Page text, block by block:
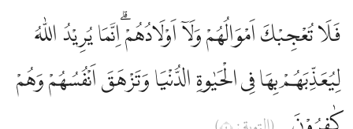
فَلَا تُعْجِبْكَ اَمْوَالُهُمْ وَلَآ اَوْلَادُهُمْ ۗاِنَّمَا يُرِيْدُ اللّٰهُ
لِيُعَذِّبَهُمْ بِهَا فِى الْحَيٰوةِ الدُّنْيَا وَتَزْهَقَ اَنْفُسُهُمْ وَهُمْ